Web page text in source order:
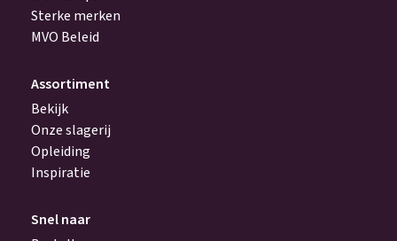
Sterke merken
MVO Beleid
Assortiment
Bekijk
Onze slagerij
Opleiding
Inspiratie
Snel naar